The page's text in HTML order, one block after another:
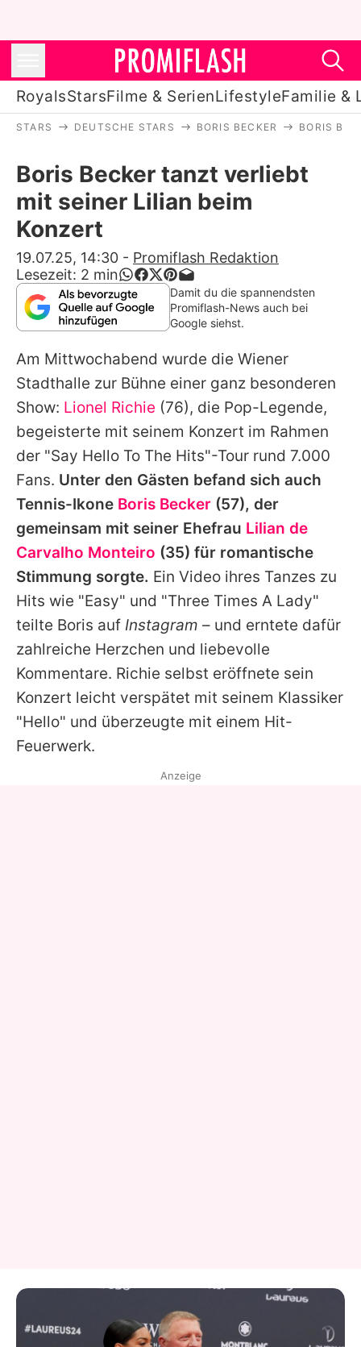
RoyalsStarsFilme & SerienLifestyleFamilie &
Stars
Filme & Serien
Lifestyle
Familie & Liebe
Promiflash Exklusiv
Alle Themen auf Promiflash
Jobs
App runterladen
Team
Redaktionelle Richtlinien
Impressum
Datenschutzerklärung
Nutzungsbedingungen
Utiq verwalten
STARS DEUTSCHE STARS BORIS BECKER BORIS
Boris Becker tanzt verliebt
mit seiner Lilian beim
Konzert
19.07.25, 14:30 - Promiflash Redaktion
Lesezeit: 2 min
Damit du die spannendsten
Promiflash-News auch bei
Google siehst.
Am Mittwochabend wurde die Wiener
Stadthalle zur Bühne einer ganz besonderen
Show: Lionel Richie (76), die Pop-Legende,
begeisterte mit seinem Konzert im Rahmen
der "Say Hello To The Hits"-Tour rund 7.000
Fans. Unter den Gästen befand sich auch
Tennis-Ikone Boris Becker (57), der
gemeinsam mit seiner Ehefrau Lilian de
Carvalho Monteiro (35) für romantische
Stimmung sorgte. Ein Video ihres Tanzes zu
Hits wie "Easy" und "Three Times A Lady"
teilte Boris auf Instagram – und erntete dafür
zahlreiche Herzchen und liebevolle
Kommentare. Richie selbst eröffnete sein
Konzert leicht verspätet mit seinem Klassiker
"Hello" und überzeugte mit einem Hit-
Feuerwerk.
Anzeige